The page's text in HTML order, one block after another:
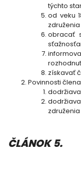
týchto
od veku
obracať
získavať
Povinnosti
ČLÁNOK 5.